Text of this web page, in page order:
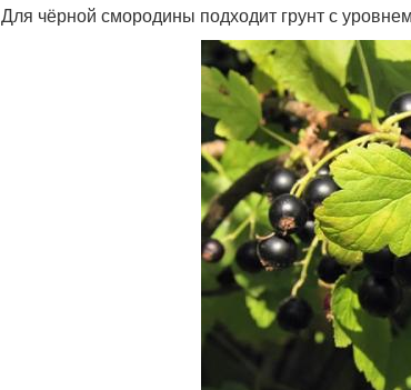
Для чёрной смородины подходит грунт с